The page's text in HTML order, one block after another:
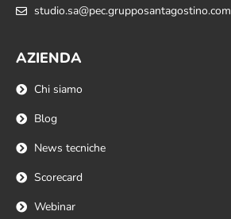
studio.sa@pec.grupposantagostino.com
AZIENDA
Chi siamo
Blog
News tecniche
Scorecard
Webinar